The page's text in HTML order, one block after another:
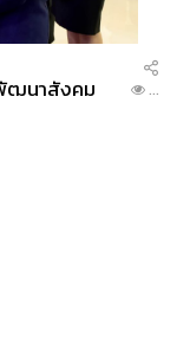
ฒนาสังคม
...